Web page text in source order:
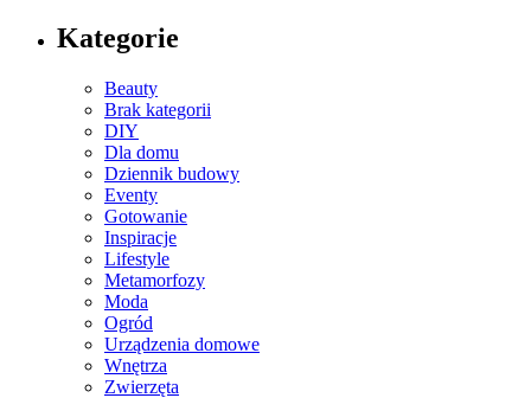
Kategorie
Beauty
Brak kategorii
DIY
Dla domu
Dziennik budowy
Eventy
Gotowanie
Inspiracje
Lifestyle
Metamorfozy
Moda
Ogród
Urządzenia domowe
Wnętrza
Zwierzęta